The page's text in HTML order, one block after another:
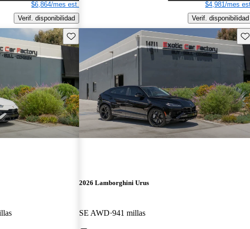
$6,864/mes est.
Verif. disponibilidad
$4,981/mes
Verif. disponibilidad
Guarda este Aviso
2026 Lamborghini Urus
SE AWD 941 millas